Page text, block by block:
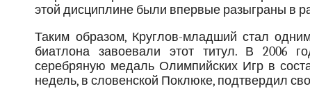
этой дисциплине были впервые разыграны в
Таким образом, Круглов-младший стал
биатлона завоевали этот титул. В 2006
серебряную медаль Олимпийских Игр в
недель, в словенской Поклюке, подтвердил